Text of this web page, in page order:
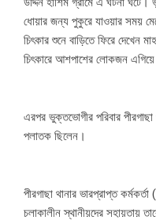
ধোয়ার জন্য পুকুরে যাওয়ার সময়
চিৎকার শুনে বাড়িতে ফিরে দেখেন
চিৎকারে আশপাশের লোকজন এগিয়ে
এরপর ভুক্তভোগীর পরিবার
পলাতক ছিলেন।
পীরগাছা থানার ভারপ্রাপ্ত
চলাকালীন স্থানীয়দের সহায়তায়